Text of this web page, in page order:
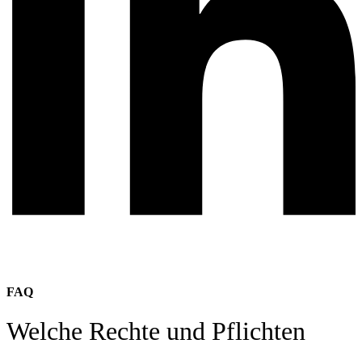
FAQ
Welche Rechte und Pflichten